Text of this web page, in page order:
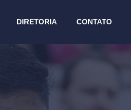
DIRETORIA CONTATO